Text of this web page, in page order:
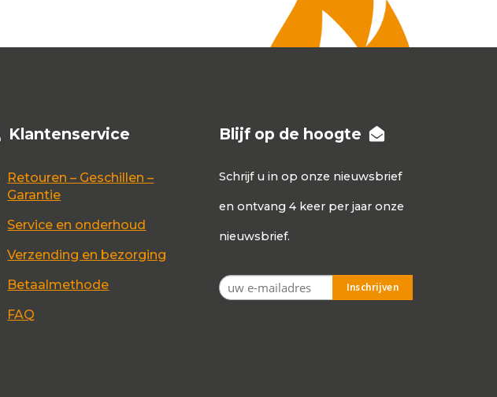
Klantenservice
Retouren – Geschillen –
Garantie
Service en onderhoud
Verzending en bezorging
Betaalmethode
FAQ
Blijf op de hoogte
Schrijf u in op onze nieuwsbrief
en ontvang 4 keer per jaar onze
nieuwsbrief.